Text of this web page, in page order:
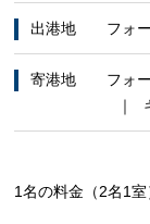
出港地 フォ
寄港地 フォ
1名の料金（2名1室